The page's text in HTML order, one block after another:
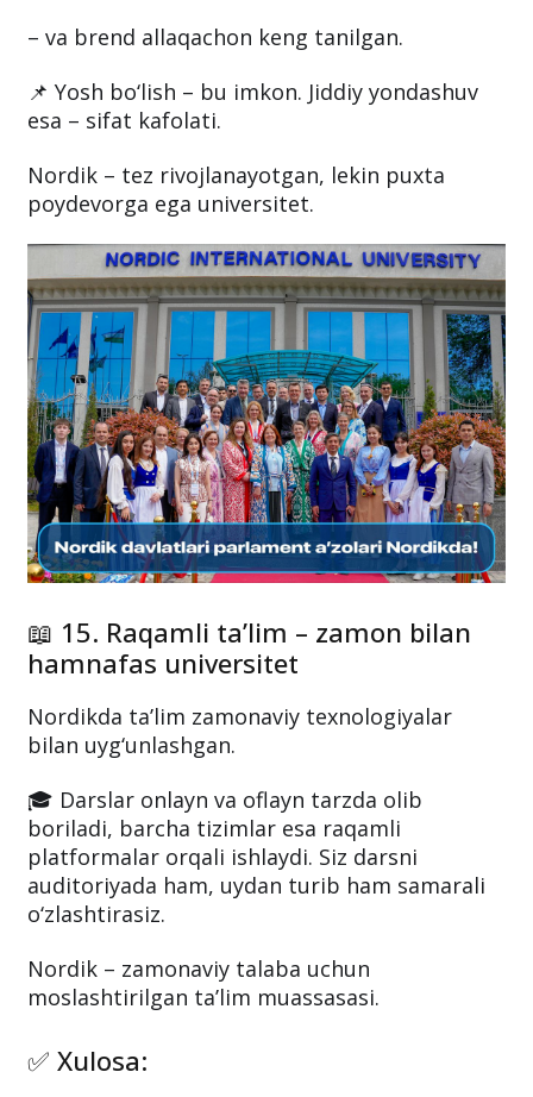
– va brend allaqachon keng tanilgan.
📌 Yosh bo‘lish – bu imkon. Jiddiy yondashuv
esa – sifat kafolati.
Nordik – tez rivojlanayotgan, lekin puxta
poydevorga ega universitet.
📖 15. Raqamli ta’lim – zamon bilan
hamnafas universitet
Nordikda ta’lim zamonaviy texnologiyalar
bilan uyg‘unlashgan.
🎓 Darslar onlayn va oflayn tarzda olib
boriladi, barcha tizimlar esa raqamli
platformalar orqali ishlaydi. Siz darsni
auditoriyada ham, uydan turib ham samarali
o‘zlashtirasiz.
Nordik – zamonaviy talaba uchun
moslashtirilgan ta’lim muassasasi.
✅ Xulosa: